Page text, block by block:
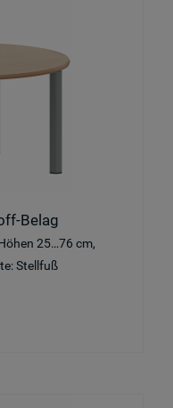
Belag
25…76 cm,
Stellfuß